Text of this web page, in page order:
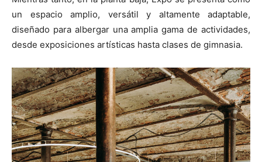
un espacio amplio, versátil y altamente adaptable,
diseñado para albergar una amplia gama de actividades,
desde exposiciones artísticas hasta clases de gimnasia.